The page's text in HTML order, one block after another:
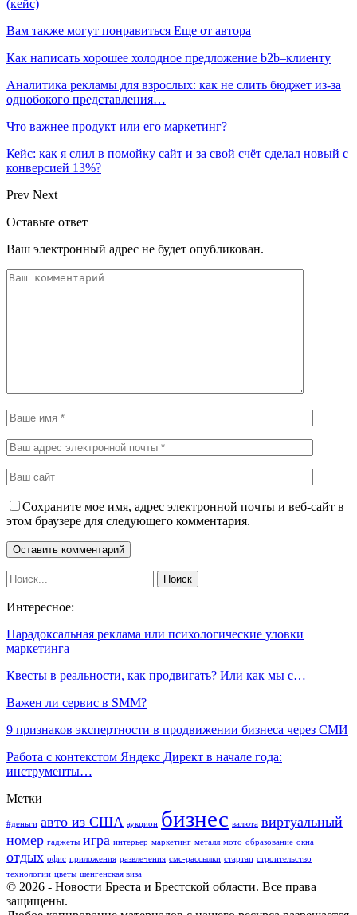
(кейс)
Вам также могут понравиться Еще от автора
Как написать хорошее холодное предложение b2b–клиенту
Аналитика рекламы для взрослых: как не слить бюджет из-за
однобокого представления…
Что важнее продукт или его маркетинг?
Кейс: как я слил в помойку сайт и за свой счёт сделал новый с
конверсией 13%?
Prev Next
Оставьте ответ
Ваш электронный адрес не будет опубликован.
Сохраните мое имя, адрес электронной почты и веб-сайт в
этом браузере для следующего комментария.
Интересное:
Парадоксальная реклама или психологические уловки
маркетинга
Квесты в реальности, как продвигать? Или как мы с…
Важен ли сервис в SMM?
9 признаков экспертности в продвижении бизнеса через СМИ
Работа с контекстом Яндекс Директ в начале года:
инструменты…
Метки
#деньги авто из США аукцион бизнес валюта виртуальный
номер гаджеты игра интерьер маркетинг металл мото образование окна
отдых офис приложения развлечения смс-рассылки стартап строительство
технологии цветы шенгенская виза
© 2026 - Новости Бреста и Брестской области. Все права
защищены.